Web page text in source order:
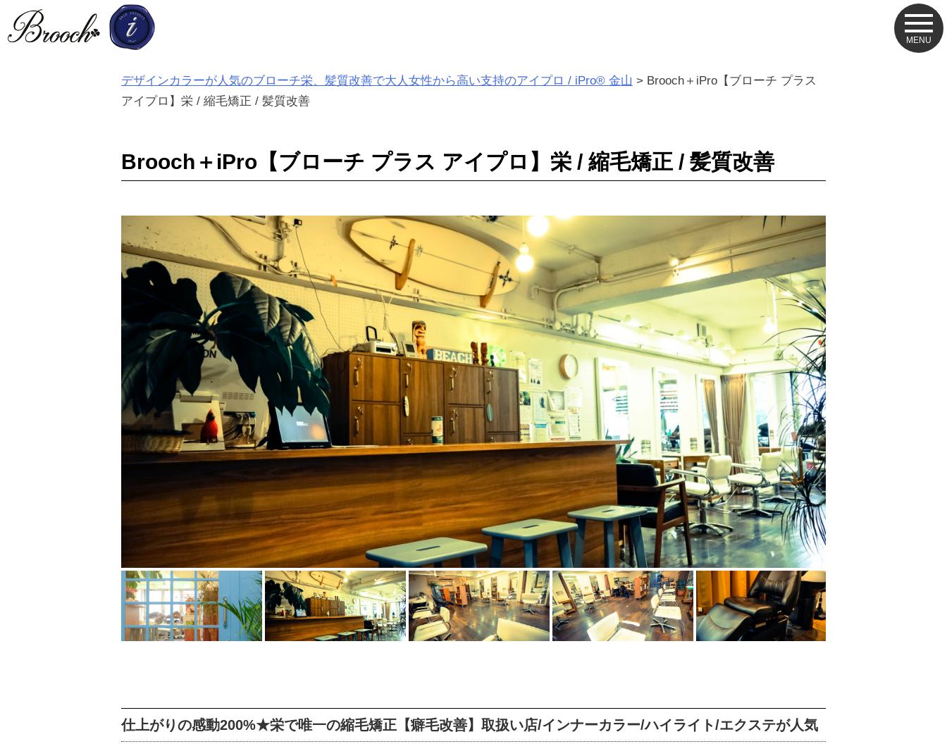
デザインカラーが人気のブローチ栄、髪質改善で大人女性から高い支持のアイプロ / iPro® 金山 > Brooch＋iPro【ブローチ プラス
アイプロ】栄 / 縮毛矯正 / 髪質改善
Brooch＋iPro【ブローチ プラス アイプロ】栄 / 縮毛矯正 / 髪質改善
仕上がりの感動200%★栄で唯一の縮毛矯正【癖毛改善】取扱い店/インナーカラー/ハイライト/エクステが人気